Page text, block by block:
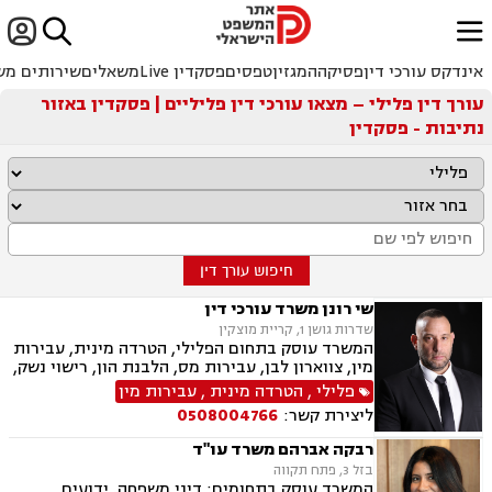

ﱐ
אינדקס עורכי דיןפסיקההמגזיןטפסיםפסקדין Live משאליםשירותים
עורך דין פלילי – מצאו עורכי דין פליליים | פסקדין באזור
נתיבות - פסקדין
חיפוש עורך דין
שי רונן משרד עורכי דין
שדרות גושן 1, קריית מוצקין
המשרד עוסק בתחום הפלילי, הטרדה מינית, עבירות
מין, צווארון לבן, עבירות מס, הלבנת הון, רישוי נשק,
ייצוג קטינים, אלימות במשפחה, עבירות סמים, ועדת
שחרורים, עבירות סייבר, סירוב ויזה לארה"ב, מחיקת
רישום פלילי הסגרה ופשיעה בינלאומית, נפגעי
עבירה.
פלילי, הטרדה מינית ,עבירות מין
ליצירת קשר: 0508004766
רבקה אברהם משרד עו"ד
בזל 3, פתח תקווה